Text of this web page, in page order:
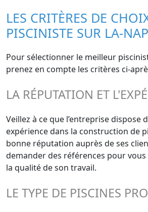
LES CRITÈRES DE
PISCINISTE SUR LA-
Pour sélectionner le meilleur
prenez en compte les critères ci-
LA RÉPUTATION ET
Veillez à ce que l’entreprise dispose
expérience dans la construction de
bonne réputation auprès de ses
demander des références pour
la qualité de son travail.
LE TYPE DE PISCINES